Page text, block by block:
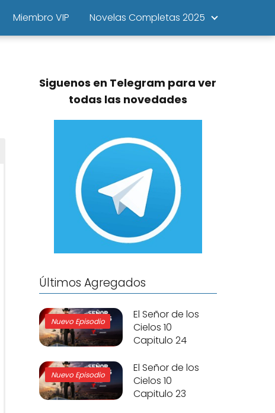
Miembro VIP Novelas Completas 2025
Siguenos en Telegram para ver
todas las novedades
Últimos Agregados
Nuevo Episodio
El Señor de los
Cielos 10
Capitulo 24
Nuevo Episodio
El Señor de los
Cielos 10
Capitulo 23